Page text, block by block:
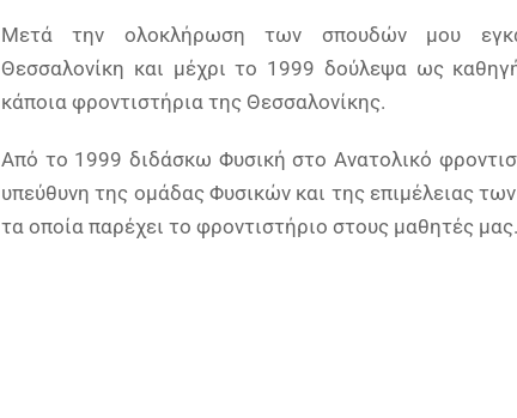
Μετά την ολοκλήρωση των σπουδών μου
Θεσσαλονίκη και μέχρι το 1999 δούλεψα ως
κάποια φροντιστήρια της Θεσσαλονίκης.
Από το 1999 διδάσκω Φυσική στο Ανατολικό
υπεύθυνη της ομάδας Φυσικών και της επιμέλειας
τα οποία παρέχει το φροντιστήριο στους μαθητές μας.